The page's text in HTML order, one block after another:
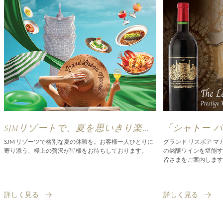
SJMリゾートで、夏を思いきり楽し
んで
SJM リゾーツで格別な夏の休暇を。お客様一人ひとりに
寄り添う、極上の贅沢が皆様をお待ちしております。
詳しく見る
「シャトー
テージ ワイ
グランド リスボア マ
の銘醸ワインを堪能
皆さまをご案内しま
詳しく見る